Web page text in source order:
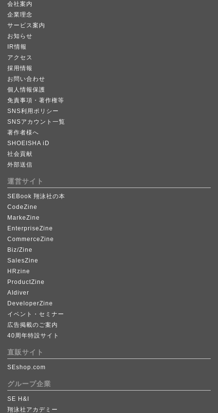
会社案内
企業理念
サービス案内
お知らせ
IR情報
アクセス
採用情報
お問い合わせ
個人情報保護
免責事項・著作権等
SNS利用ポリシー
SNSアカウント一覧
著作者様へ
SHOEISHA iD
社会貢献
外部送信
運営サイト
SEBook 翔泳社の本
CodeZine
MarkeZine
EnterpriseZine
CommerceZine
Biz/Zine
SalesZine
HRzine
ProductZine
AIdiver
DeveloperZine
イベント・セミナー
広告掲載のご案内
40周年特設サイト
直販サイト
SEshop.com
グループ企業
SE H&I
翔泳社アカデミー